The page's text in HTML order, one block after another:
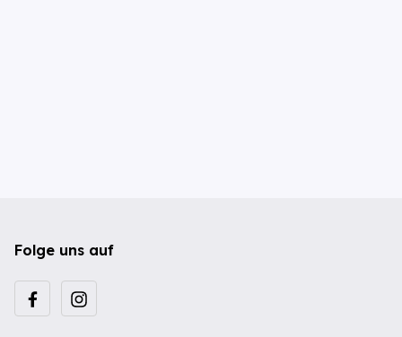
Folge uns auf